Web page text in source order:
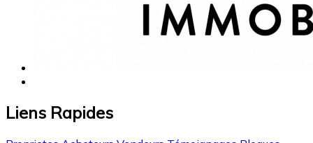
Liens Rapides